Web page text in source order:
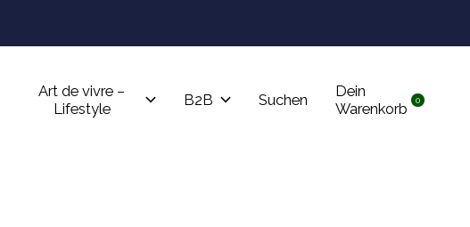
Art de vivre –
Lifestyle
B2B Suchen
Dein
Warenkorb
0items